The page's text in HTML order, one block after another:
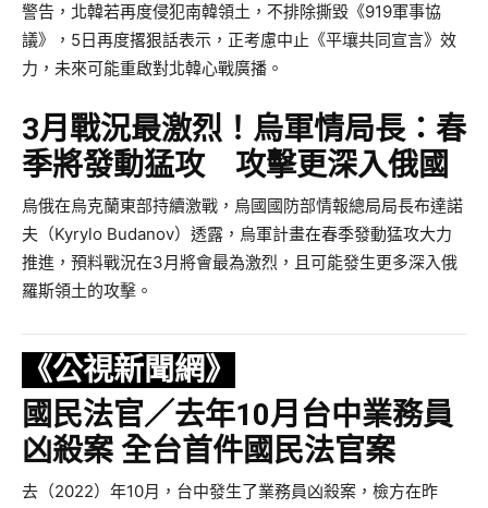
警告，北韓若再度侵犯南韓領土，不排除撕毀《919軍事協
議》，5日再度撂狠話表示，正考慮中止《平壤共同宣言》效
力，未來可能重啟對北韓心戰廣播。
3月戰況最激烈！烏軍情局長：春
季將發動猛攻 攻擊更深入俄國
烏俄在烏克蘭東部持續激戰，烏國國防部情報總局局長布達諾
夫（Kyrylo Budanov）透露，烏軍計畫在春季發動猛攻大力
推進，預料戰況在3月將會最為激烈，且可能發生更多深入俄
羅斯領土的攻擊。
《公視新聞網》
國民法官／去年10月台中業務員
凶殺案 全台首件國民法官案
去（2022）年10月，台中發生了業務員凶殺案，檢方在昨